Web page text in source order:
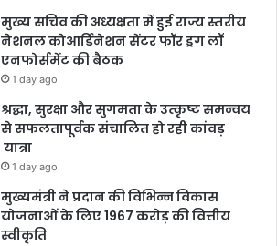
मुख्य सचिव की अध्यक्षता में हुई राज्य स्तरीय
नेशनल कोआर्डिनेशन सेंटर फॉर ड्रग लॉ
एनफोर्समेंट की बैठक
1 day ago
श्रद्धा, सुरक्षा और सुगमता के उत्कृष्ट समन्वय
से सफलतापूर्वक संचालित हो रही कांवड़
यात्रा
1 day ago
मुख्यमंत्री ने प्रदान की विभिन्न विकास
योजनाओं के लिए 1967 करोड़ की वित्तीय
स्वीकृति